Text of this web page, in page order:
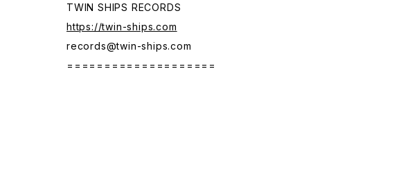
TWIN SHIPS RECORDS
https://twin-ships.com
records@twin-ships.com
====================